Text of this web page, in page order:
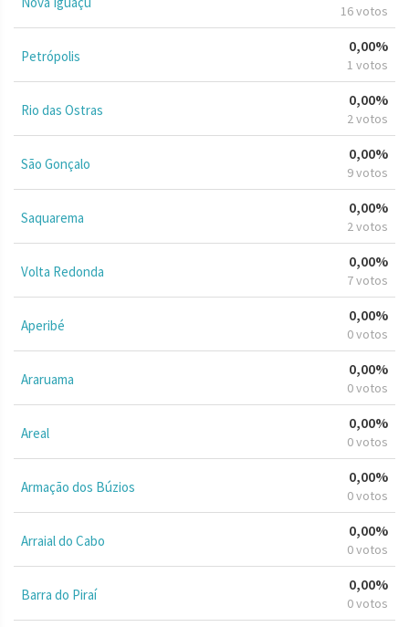
16 votos
Petrópolis
0,00%
1 votos
Rio das Ostras
0,00%
2 votos
São Gonçalo
0,00%
9 votos
Saquarema
0,00%
2 votos
Volta Redonda
0,00%
7 votos
Aperibé
0,00%
0 votos
Araruama
0,00%
0 votos
Areal
0,00%
0 votos
Armação dos Búzios
0,00%
0 votos
Arraial do Cabo
0,00%
0 votos
Barra do Piraí
0,00%
0 votos